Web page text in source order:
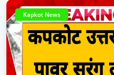
Kapkot News